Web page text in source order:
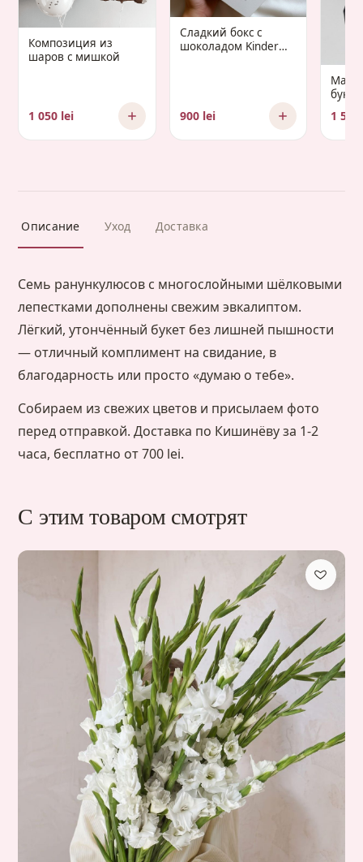
Композиция из
шаров с мишкой
1 050 lei
Сладкий бокс с
шоколадом Kinder
900 lei 1
Описание Уход Доставка
Семь ранункулюсов с многослойными шёлковыми
лепестками дополнены свежим эвкалиптом.
Лёгкий, утончённый букет без лишней пышности
— отличный комплимент на свидание, в
благодарность или просто «думаю о тебе».
Собираем из свежих цветов и присылаем фото
перед отправкой. Доставка по Кишинёву за 1-2
часа, бесплатно от 700 lei.
С этим товаром смотрят